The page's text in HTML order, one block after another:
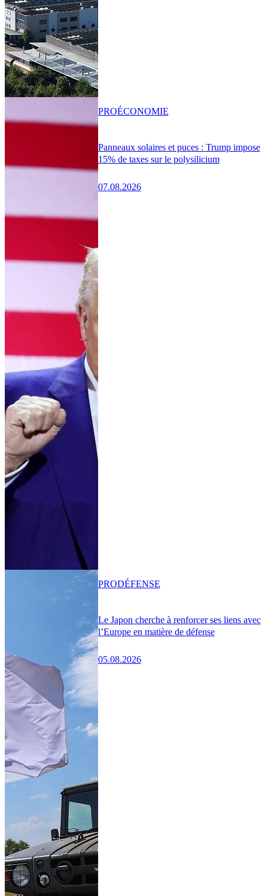
Panneaux solaires et puces : Trump impose
15% de taxes sur le polysilicium
07.08.2026
PROÉCONOMIE
Le Japon cherche à renforcer ses liens avec
l’Europe en matière de défense
05.08.2026
PRODÉFENSE